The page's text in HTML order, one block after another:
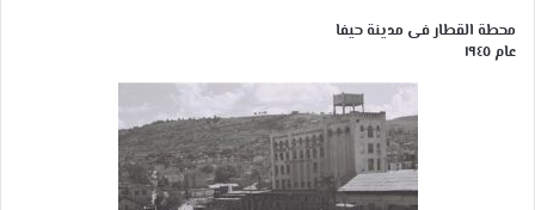
محطة القطار فى مدينة حيفا
عام ١٩٤٥